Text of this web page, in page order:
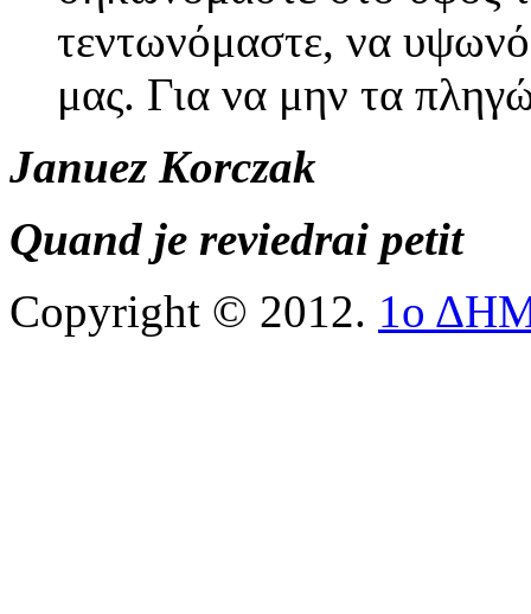
τεντωνόμαστε, να
μας. Για να μην τα
Januez Korczak
Quand je reviedrai petit
Copyright © 2012. 1ο